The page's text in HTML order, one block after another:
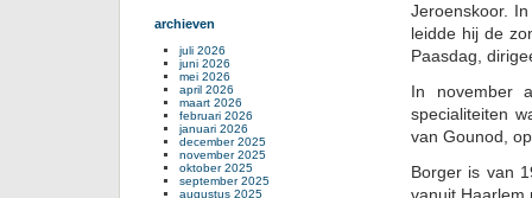
Jeroenskoor.
leidde hij de
Paasdag,
In november
specialiteiten
van Gounod,
Borger is van
archieven
juli 2026
juni 2026
mei 2026
april 2026
maart 2026
februari 2026
januari 2026
december 2025
november 2025
oktober 2025
september 2025
augustus 2025